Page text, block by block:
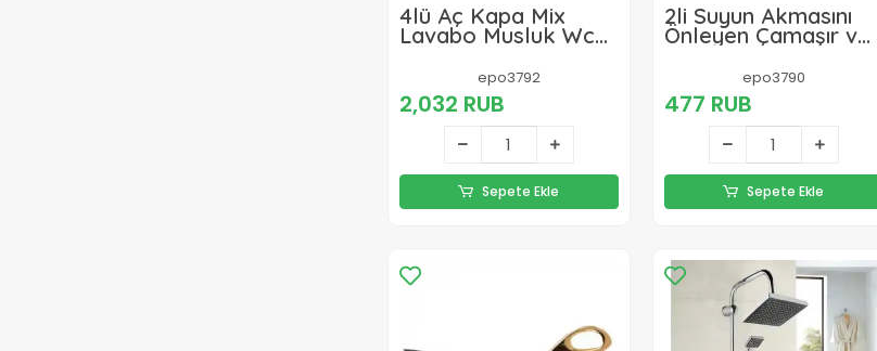
4lü Aç Kapa Mix
Lavabo Musluk Wc
Perlatörlüepo3792
2,032 RUB
Sepete Ekle
2li Suyun Akmasını
Önleyen Çamaşır ve
Bulaşık Makinesi
Musluğuepo3790
477 RUB
Sepete Ekle